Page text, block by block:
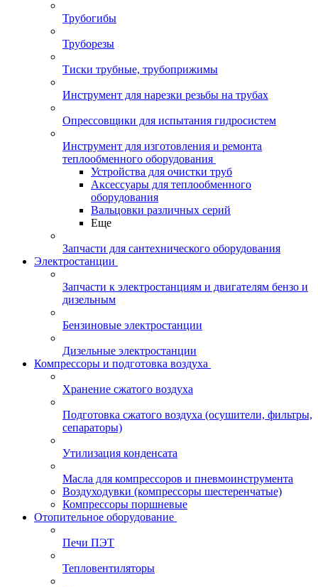
Трубогибы
Труборезы
Тиски трубные, трубоприжимы
Инструмент для нарезки резьбы на трубах
Опрессовщики для испытания гидросистем
Инструмент для изготовления и ремонта
теплообменного оборудования
Устройства для очистки труб
Аксессуары для теплообменного
оборудования
Вальцовки различных серий
Еще
Запчасти для сантехнического оборудования
Электростанции
Запчасти к электростанциям и двигателям бензо и
дизельным
Бензиновые электростанции
Дизельные электростанции
Компрессоры и подготовка воздуха
Хранение сжатого воздуха
Подготовка сжатого воздуха (осушители, фильтры,
сепараторы)
Утилизация конденсата
Масла для компрессоров и пневмоинструмента
Воздуходувки (компрессоры шестеренчатые)
Компрессоры поршневые
Отопительное оборудование
Печи ПЭТ
Тепловентиляторы